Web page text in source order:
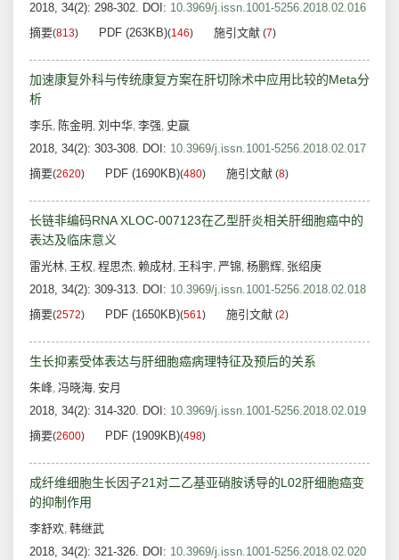
2018, 34(2): 298-302. DOI: 10.3969/j.issn.1001-5256.2018.02.016
摘要(813) PDF (263KB)(146) 施引文献 (7)
加速康复外科与传统康复方案在肝切除术中应用比较的Meta分
析
李乐, 陈金明 , 刘中华, 李强, 史赢
2018, 34(2): 303-308. DOI: 10.3969/j.issn.1001-5256.2018.02.017
摘要(2620) PDF (1690KB)(480) 施引文献 (8)
长链非编码RNA XLOC-007123在乙型肝炎相关肝细胞癌中的
表达及临床意义
雷光林, 王权, 程思杰, 赖成材, 王科宇, 严锦, 杨鹏辉, 张绍庚
2018, 34(2): 309-313. DOI: 10.3969/j.issn.1001-5256.2018.02.018
摘要(2572) PDF (1650KB)(561) 施引文献 (2)
生长抑素受体表达与肝细胞癌病理特征及预后的关系
朱峰, 冯晓海, 安月
2018, 34(2): 314-320. DOI: 10.3969/j.issn.1001-5256.2018.02.019
摘要(2600) PDF (1909KB)(498)
成纤维细胞生长因子21对二乙基亚硝胺诱导的L02肝细胞癌变
的抑制作用
李舒欢, 韩继武
2018, 34(2): 321-326. DOI: 10.3969/j.issn.1001-5256.2018.02.020